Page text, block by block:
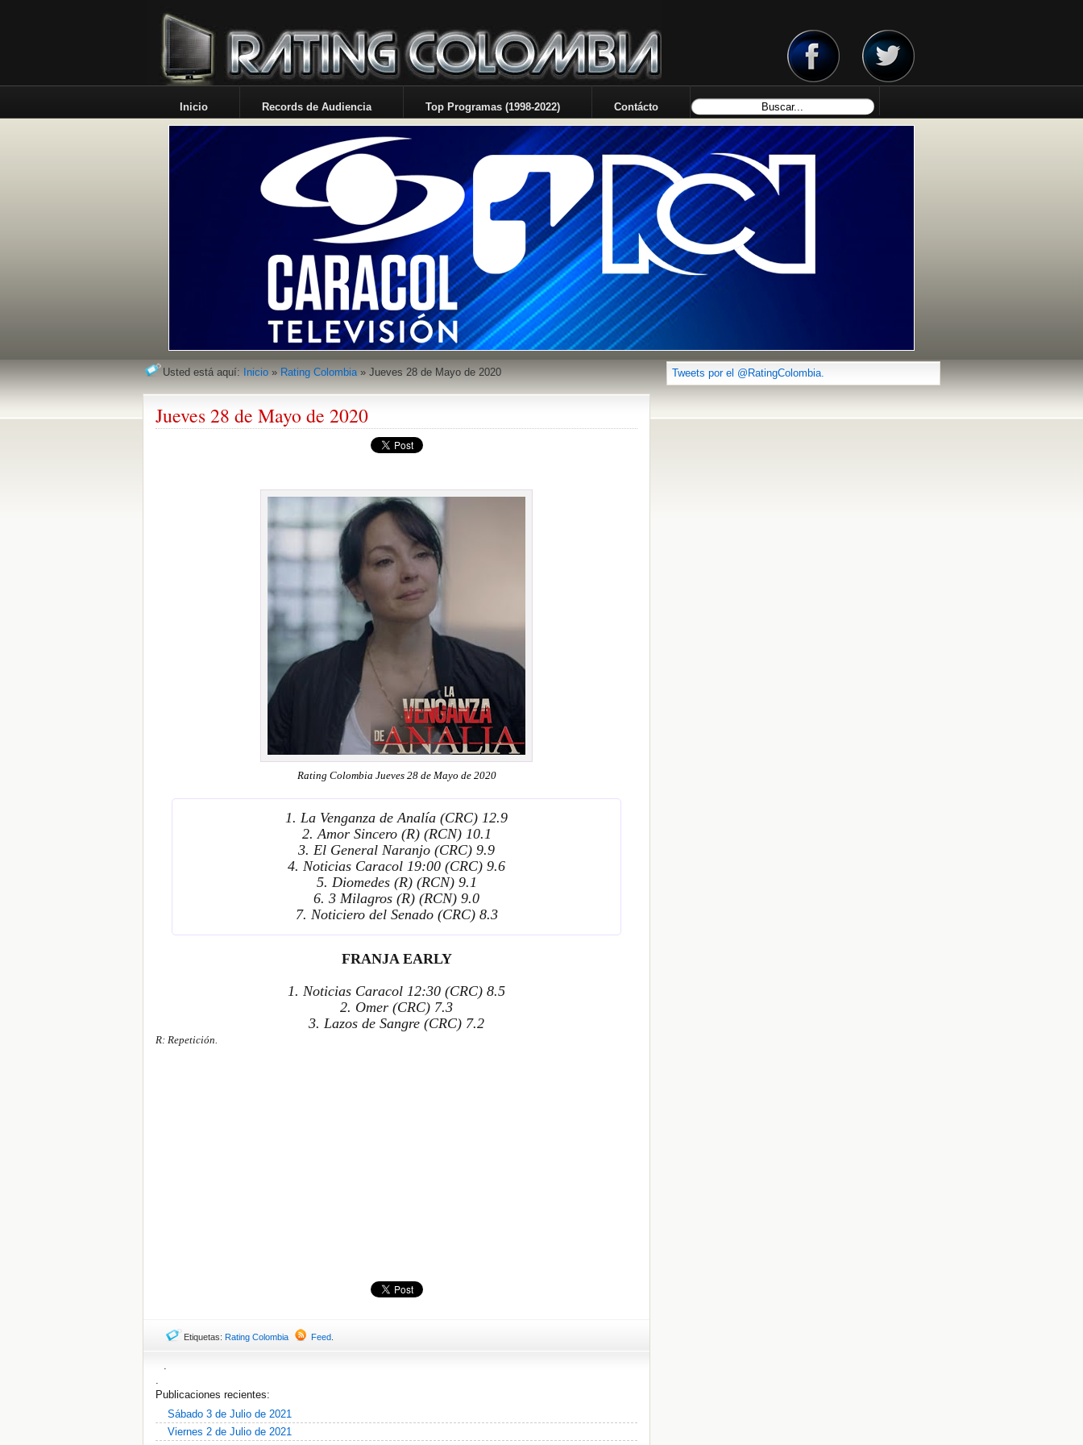
Inicio Records de Audiencia Top Programas (1998-2022) Contácto
Usted está aquí: Inicio » Rating Colombia» Jueves 28 de Mayo de 2020
Jueves 28 de Mayo de 2020
Rating Colombia Jueves 28 de Mayo de 2020
1. La Venganza de Analía (CRC) 12.9
2. Amor Sincero (R) (RCN) 10.1
3. El General Naranjo (CRC) 9.9
4. Noticias Caracol 19:00 (CRC) 9.6
5. Diomedes (R) (RCN) 9.1
6. 3 Milagros (R) (RCN) 9.0
7. Noticiero del Senado (CRC) 8.3
FRANJA EARLY
1. Noticias Caracol 12:30 (CRC) 8.5
2. Omer (CRC) 7.3
3. Lazos de Sangre (CRC) 7.2
R: Repetición.
Etiquetas: Rating Colombia Feed
.
.
Publicaciones recientes:
Sábado 3 de Julio de 2021
Viernes 2 de Julio de 2021
Tweets por el @RatingColombia.